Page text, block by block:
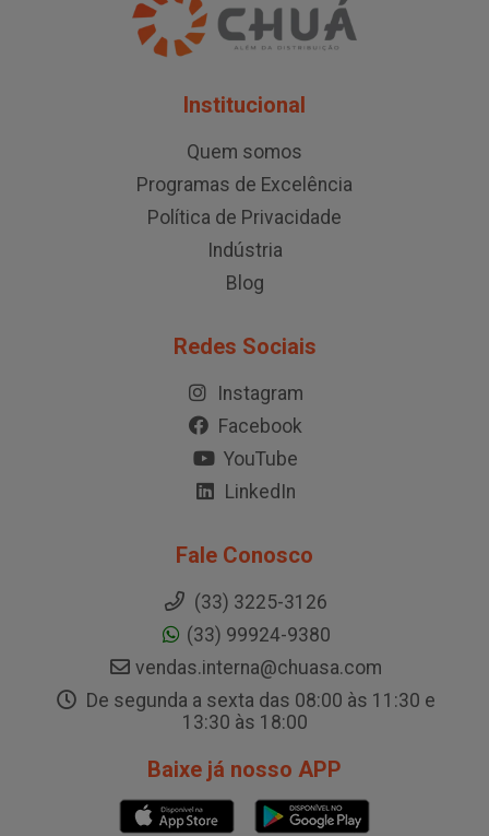
Institucional
Quem somos
Programas de Excelência
Política de Privacidade
Indústria
Blog
Redes Sociais
Instagram
Facebook
YouTube
LinkedIn
Fale Conosco
(33) 3225-3126
(33) 99924-9380
vendas.interna@chuasa.com
De segunda a sexta das 08:00 às 11:30 e
13:30 às 18:00
Baixe já nosso APP